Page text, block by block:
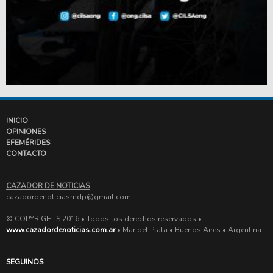
INICIO
OPINIONES
EFEMÉRIDES
CONTACTO
CAZADOR DE NOTICIAS
cazadordenoticiasmdp@gmail.com
© COPYRIGHTS 2016 • Todos los derechos reservados •
www.cazadordenoticias.com.ar• Mar del Plata • Buenos Aires • Argentina
SEGUINOS